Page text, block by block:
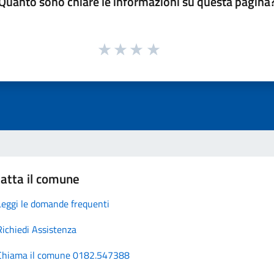
il comune
le domande frequenti
Assistenza
il comune 0182.547388